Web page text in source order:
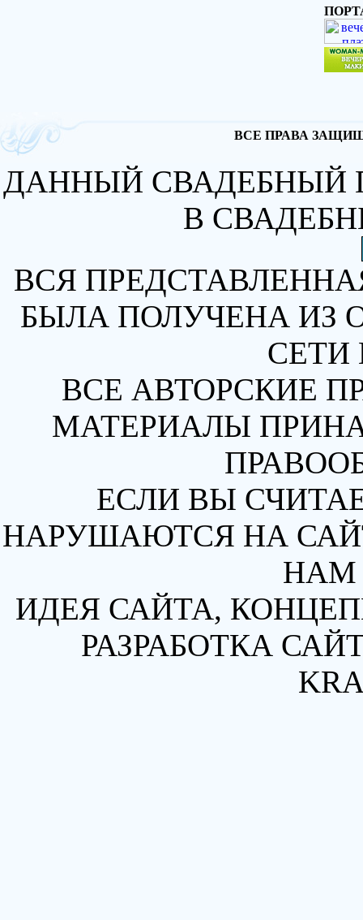
ВСЕ ПРАВА
ДАННЫЙ СВАДЕБНЫЙ
В
ВСЯ
БЫЛА ПОЛУЧЕНА ИЗ
СЕТИ
ВСЕ АВТОРСКИЕ
МАТЕРИАЛЫ
ЕСЛИ ВЫ
НАРУШАЮТСЯ НА
НАМ
ИДЕЯ САЙТА,
РАЗРАБОТКА